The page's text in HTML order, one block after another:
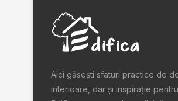
Aici găsești sfaturi practice de
interioare, dar și inspiraţie